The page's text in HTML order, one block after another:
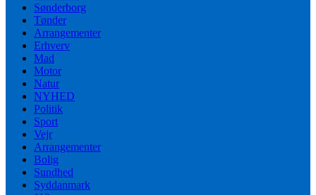
Sønderborg
Tønder
Arrangementer
Erhverv
Mad
Motor
Natur
NYHED
Politik
Sport
Vejr
Arrangementer
Bolig
Sundhed
Syddanmark